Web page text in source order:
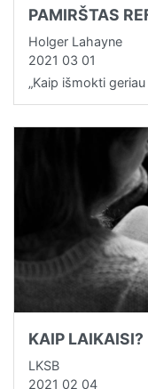
PAMIRŠTAS
Holger Lahayne
2021 03 01
„Kaip išmokti
KAIP LAIKAISI?
LKSB
2021 02 04